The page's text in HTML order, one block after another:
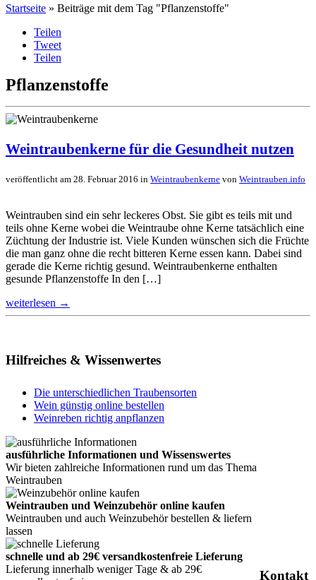
Startseite » Beiträge mit dem Tag "Pflanzenstoffe"
Teilen
Tweet
Teilen
Pflanzenstoffe
Weintraubenkerne für die Gesundheit nutzen
veröffentlicht am 28. Februar 2016 in Weintraubenkerne von Weintrauben.info
Weintrauben sind ein sehr leckeres Obst. Sie gibt es teils mit und
teils ohne Kerne wobei die Weintraube ohne Kerne tatsächlich eine
Züchtung der Industrie ist. Viele Kunden wünschen sich die Früchte
die man ganz ohne die recht bitteren Kerne essen kann. Dabei sind
gerade die Kerne richtig gesund. Weintraubenkerne enthalten
gesunde Pflanzenstoffe In den […]
weiterlesen →
Hilfreiches & Wissenwertes
Die unterschiedlichen Traubensorten
Wein günstig online bestellen
Weinreben richtig anpflanzen
ausführliche Informationen und Wissenswertes
Wir bieten zahlreiche Informationen rund um das Thema
Weintrauben
Weintrauben und Weinzubehör online kaufen
Weintrauben und auch Weinzubehör bestellen & liefern
lassen
schnelle und ab 29€ versandkostenfreie Lieferung
Lieferung innerhalb weniger Tage & ab 29€
Kontakt